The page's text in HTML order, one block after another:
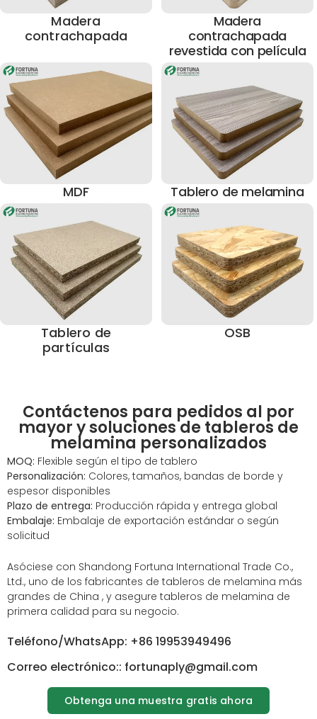
Madera
contrachapada
Madera
contrachapada
revestida con película
MDF Tablero de melamina
Tablero de
partículas
OSB
Contáctenos para pedidos al por
mayor y soluciones de tableros de
melamina personalizados
MOQ: Flexible según el tipo de tablero
Personalización: Colores, tamaños, bandas de borde y
espesor disponibles
Plazo de entrega: Producción rápida y entrega global
Embalaje: Embalaje de exportación estándar o según
solicitud
Asóciese con Shandong Fortuna International Trade Co.,
Ltd., uno de los fabricantes de tableros de melamina más
grandes de China , y asegure tableros de melamina de
primera calidad para su negocio.
Teléfono/WhatsApp: +86 19953949496
Correo electrónico:: fortunaply@gmail.com
Obtenga una muestra gratis ahora